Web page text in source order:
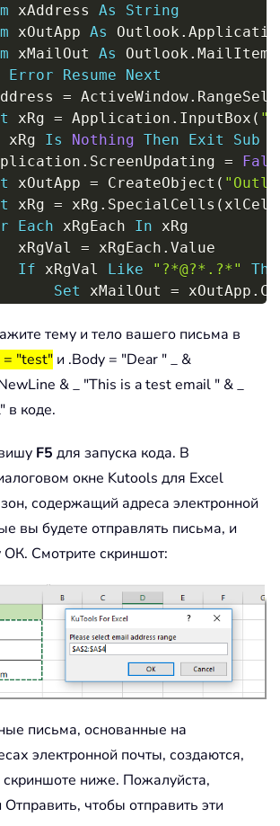
xAddress As
String
xOutApp As Outlook .
xMailOut As Outlook . MailItem
Error Resume
Next
= ActiveWindow.
xRg = Application . InputBox (
xRg Is Nothing Then Exit
Sub
. ScreenUpdating =
xOutApp = CreateObject (
xRg = xRg . SpecialCells (
Each xRgEach In xRg
xRgVal
= xRgEach . Value
If xRgVal Like "?*@?*.?*"
Set xMailOut = xOutApp .
.To = xRgVal
.Subject
"Test"
.Body = "Dear "
.Display
'.Send
End With
End If
xOutApp
Nothing
.ScreenUpdating =
тему и тело вашего письма в
= "test" и .Body = "Dear " _ &
& _ "This is a test email " & _
в коде.
F5 для запуска кода. В
окне Kutools для Excel
содержащий адреса электронной
вы будете отправлять письма, и
Смотрите скриншот:
письма, основанные на
электронной почты, создаются,
скриншоте ниже. Пожалуйста,
чтобы отправить эти